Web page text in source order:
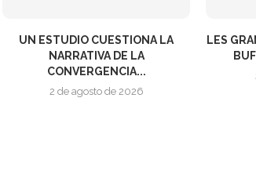
UN ESTUDIO CUESTIONA LA
NARRATIVA DE LA
CONVERGENCIA...
2 de agosto de 2026
LES